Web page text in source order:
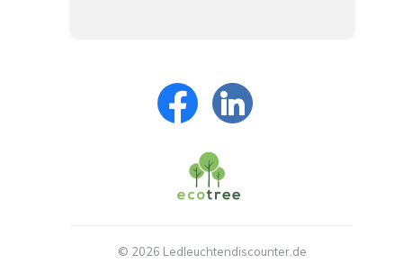
© 2026 Ledleuchtendiscounter.de